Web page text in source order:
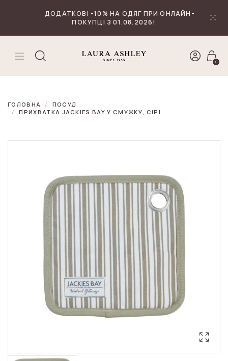
ДОДАТКОВІ -10% НА ОДЯГ ПРИ ОНЛАЙН-
ПОКУПЦІ З 01.08.2026!
0
ГОЛОВНА
ПОСУД
ПРИХВАТКА JACKIES BAY У СМУЖКУ, СІРІ